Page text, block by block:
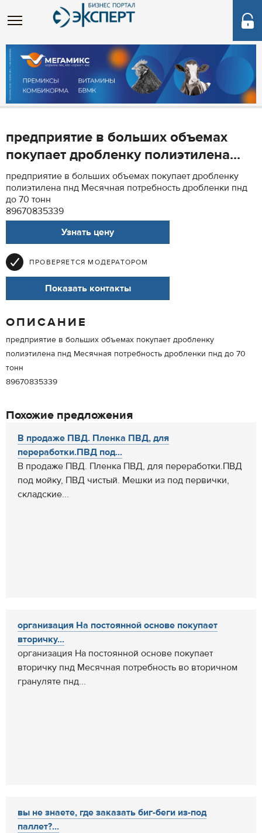
предприятие в больших объемах
покупает дробленку полиэтилена...
предприятие в больших объемах покупает дробленку
полиэтилена пнд Месячная потребность дробленки пнд
до 70 тонн
89670835339
Узнать цену
ПРОВЕРЯЕТСЯ МОДЕРАТОРОМ
Показать контакты
ОПИСАНИЕ
предприятие в больших объемах покупает дробленку
полиэтилена пнд Месячная потребность дробленки пнд до 70
тонн
89670835339
Похожие предложения
В продаже ПВД. Пленка ПВД, для
переработки.ПВД под...
В продаже ПВД. Пленка ПВД, для переработки.ПВД
под мойку, ПВД чистый. Мешки из под первички,
складские...
организация На постоянной основе покупает
вторичку...
организация На постоянной основе покупает
вторичку пнд Месячная потребность во вторичном
грануляте пнд...
вы не знаете, где заказать биг-беги из-под
паллет?...